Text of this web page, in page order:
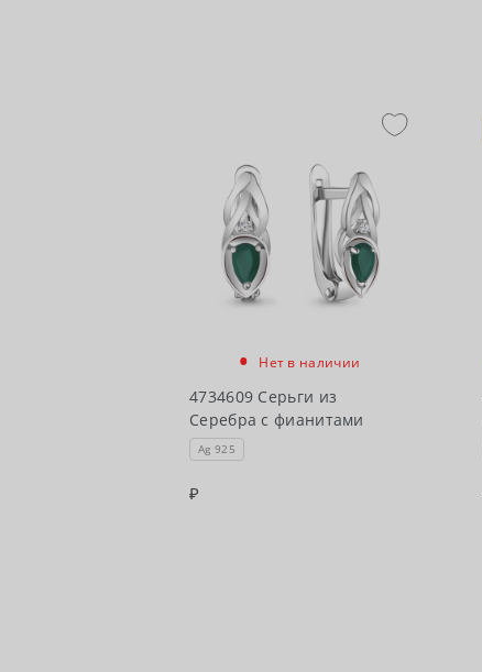
• Нет в наличии
4734609 Серьги из
Серебра с фианитами
Ag 925